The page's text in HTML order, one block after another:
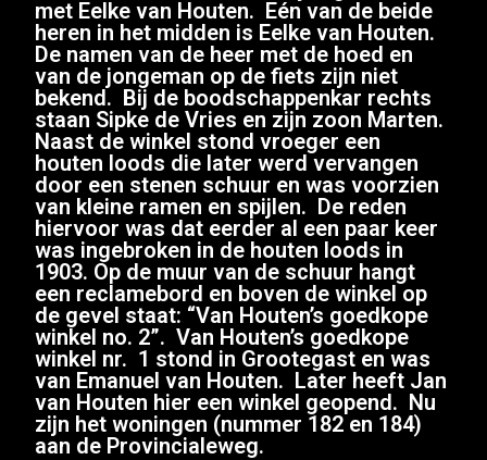
met Eelke van Houten. Eén van de beide
heren in het midden is Eelke van Houten.
De namen van de heer met de hoed en
van de jongeman op de fiets zijn niet
bekend. Bij de boodschappenkar rechts
staan ​​Sipke de Vries en zijn zoon Marten.
Naast de winkel stond vroeger een
houten loods die later werd vervangen
door een stenen schuur en was voorzien
van kleine ramen en spijlen. De reden
hiervoor was dat eerder al een paar keer
was ingebroken in de houten loods in
1903. Op de muur van de schuur hangt
een reclamebord en boven de winkel op
de gevel staat: “Van Houten’s goedkope
winkel no. 2”. Van Houten’s goedkope
winkel nr. 1 stond in Grootegast en was
van Emanuel van Houten. Later heeft Jan
van Houten hier een winkel geopend. Nu
zijn het woningen (nummer 182 en 184)
aan de Provincialeweg.